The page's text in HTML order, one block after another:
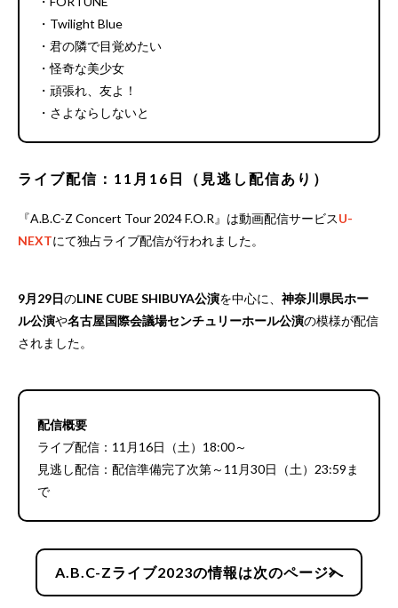
・Twilight Blue
・君の隣で目覚めたい
・怪奇な美少女
・頑張れ、友よ！
・さよならしないと
ライブ配信：11月16日（見逃し配信あり）
『A.B.C-Z Concert Tour 2024 F.O.R』は動画配信サービスU-
NEXTにて独占ライブ配信が行われました。
9月29日のLINE CUBE SHIBUYA公演を中心に、 神奈川県民ホー
ル公演や名古屋国際会議場センチュリーホール公演の模様が配信
されました。
配信概要
ライブ配信：11月16日（土）18:00～
見逃し配信：配信準備完了次第～11月30日（土）23:59ま
で
A.B.C-Zライブ2023の情報は次のページへ
chevron_right